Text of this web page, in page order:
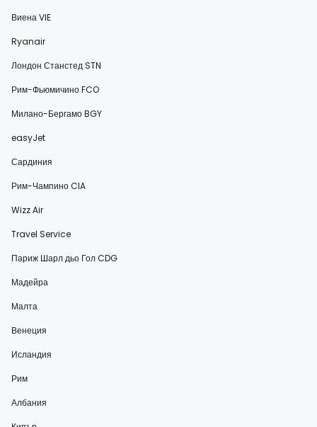
Виена VIE
Ryanair
Лондон Станстед STN
Рим-Фьюмичино FCO
Милано-Бергамо BGY
easyJet
Сардиния
Рим-Чампино CIA
Wizz Air
Travel Service
Париж Шарл дьо Гол CDG
Мадейра
Малта
Венеция
Исландия
Рим
Албания